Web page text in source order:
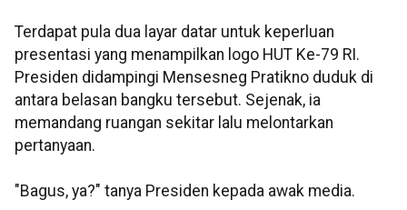
Terdapat pula dua layar datar untuk keperluan
presentasi yang menampilkan logo HUT Ke-79 RI.
Presiden didampingi Mensesneg Pratikno duduk di
antara belasan bangku tersebut. Sejenak, ia
memandang ruangan sekitar lalu melontarkan
pertanyaan.
"Bagus, ya?" tanya Presiden kepada awak media.